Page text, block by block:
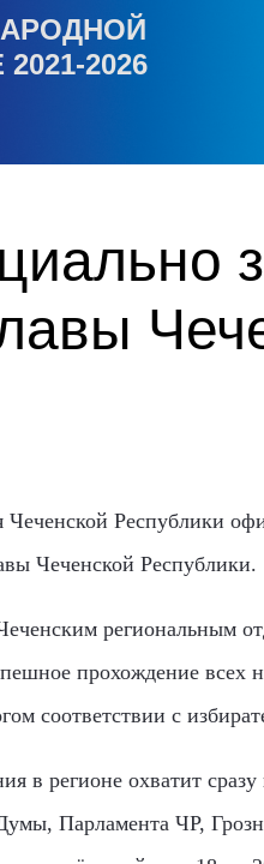
2026
Республики
Чеченской Республики.
региональным
прохождение
соответствии с
в регионе охватит
Парламента ЧР,